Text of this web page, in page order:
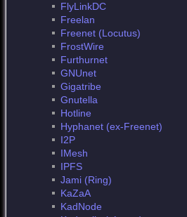
FlyLinkDC
Freelan
Freenet (Locutus)
FrostWire
Furthurnet
GNUnet
Gigatribe
Gnutella
Hotline
Hyphanet (ex-Freenet)
I2P
IMesh
IPFS
Jami (Ring)
KaZaA
KadNode